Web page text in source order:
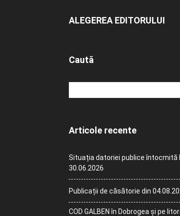
ALEGEREA EDITORULUI
Caută
Articole recente
Situația datoriei publice întocmită
30.06.2026
Publicații de căsătorie din
COD GALBEN în Dobrogea și pe